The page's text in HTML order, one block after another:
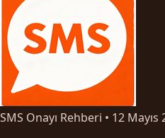
SMS Onayı Rehberi • 12 Mayıs